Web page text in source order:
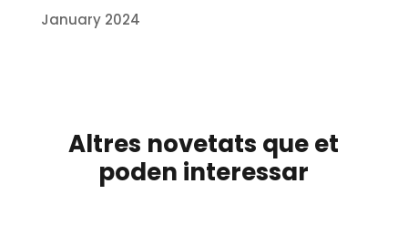
January 2024
Altres novetats que et
poden interessar